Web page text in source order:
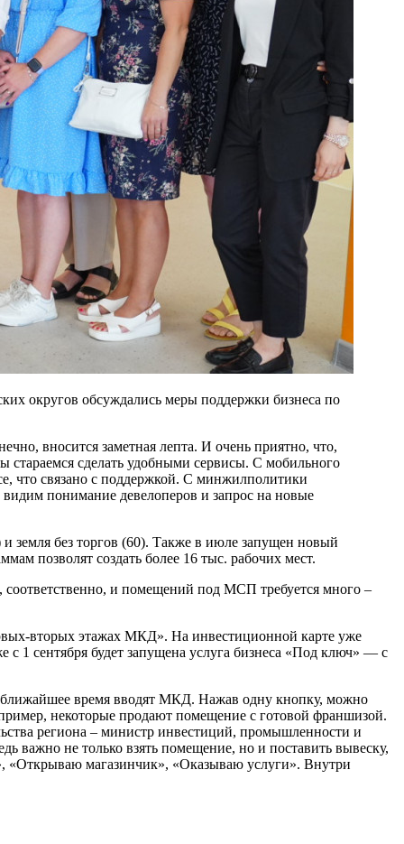
округов обсуждались меры поддержки бизнеса по
вносится заметная лепта. И очень приятно, что,
сделать удобными сервисы. С мобильного
что связано с поддержкой. С минжилполитики
понимание девелоперов и запрос на новые
земля без торгов (60). Также в июле запущен новый
позволят создать более 16 тыс. рабочих мест.
и помещений под МСП требуется много –
вторых этажах МКД». На инвестиционной карте уже
1 сентября будет запущена услуга бизнеса «Под ключ» — с
ближайшее время вводят МКД. Нажав одну кнопку, можно
некоторые продают помещение с готовой франшизой.
региона – министр инвестиций, промышленности и
важно не только взять помещение, но и поставить вывеску,
«Открываю магазинчик», «Оказываю услуги». Внутри